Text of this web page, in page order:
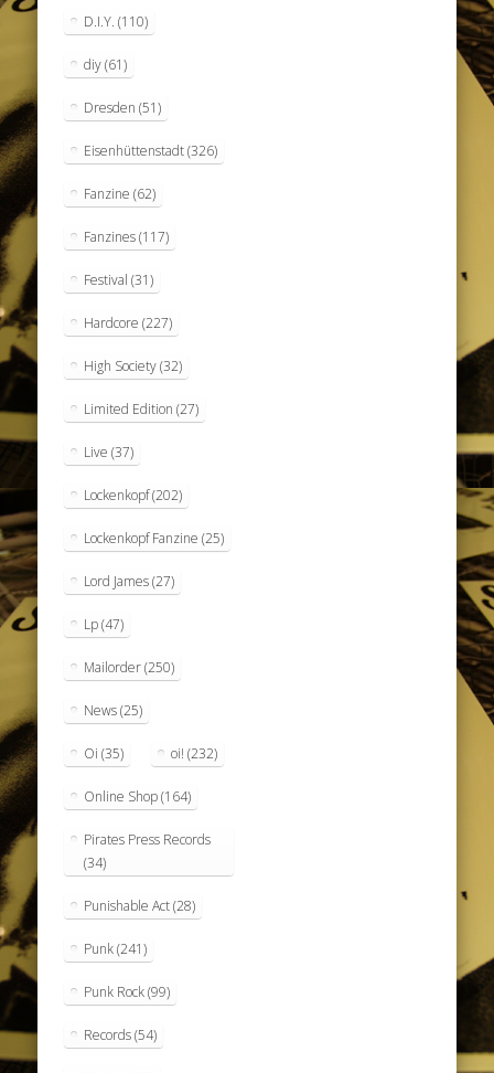
D.I.Y. (110)
diy(61)
Dresden (51)
Eisenhüttenstadt(326)
Fanzine (62)
Fanzines(117)
Festival (31)
Hardcore (227)
High Society(32)
Limited Edition (27)
Live (37)
Lockenkopf(202)
Lockenkopf Fanzine (25)
Lord James(27)
Lp(47)
Mailorder(250)
News(25)
Oi (35) oi! (232)
Online Shop(164)
Pirates Press Records
(34)
Punishable Act(28)
Punk(241)
Punk Rock(99)
Records(54)